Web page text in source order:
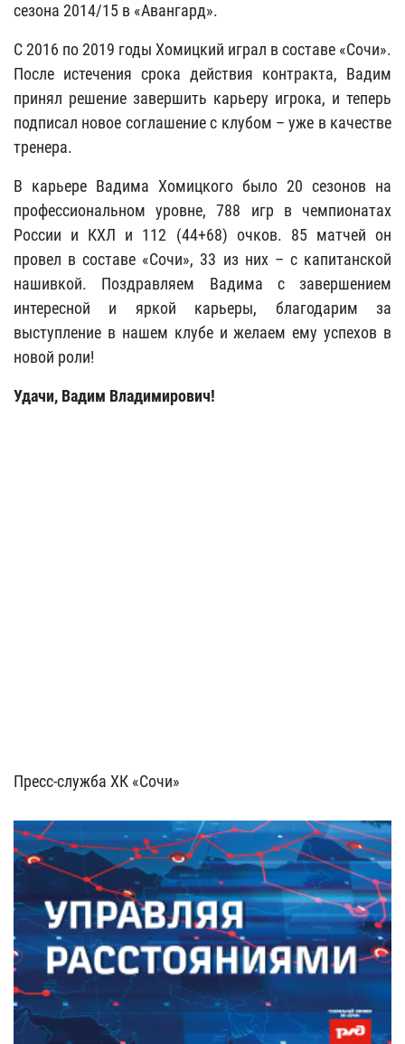
сезона 2014/15 в «Авангард».
С 2016 по 2019 годы Хомицкий играл в составе «Сочи».
После истечения срока действия контракта, Вадим
принял решение завершить карьеру игрока, и теперь
подписал новое соглашение с клубом – уже в качестве
тренера.
В карьере Вадима Хомицкого было 20 сезонов на
профессиональном уровне, 788 игр в чемпионатах
России и КХЛ и 112 (44+68) очков. 85 матчей он
провел в составе «Сочи», 33 из них – с капитанской
нашивкой. Поздравляем Вадима с завершением
интересной и яркой карьеры, благодарим за
выступление в нашем клубе и желаем ему успехов в
новой роли!
Удачи, Вадим Владимирович!
Пресс-служба ХК «Сочи»